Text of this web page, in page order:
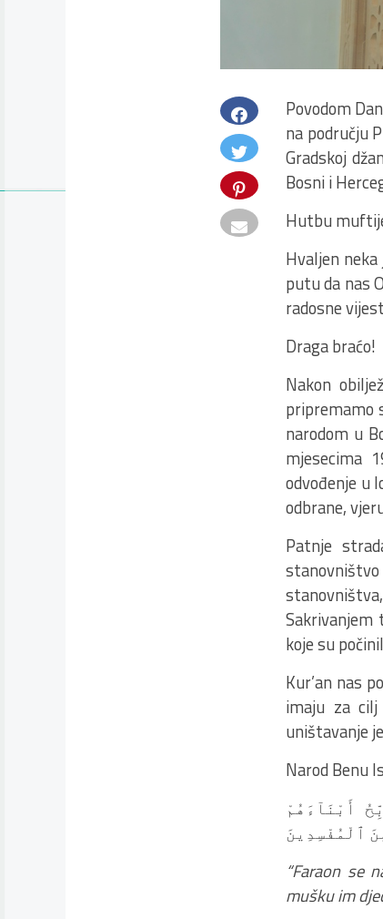
Povodom
na području
Gradskoj
Bosni i
Hutbu
Hvaljen
putu da nas
radosne
Draga braćo!
Nakon
pripremamo
narodom u
mjesecima
odvođenje u
odbrane,
Patnje
Sakrivanjem
koje su
Kur’an nas
imaju za
uništavanje
Narod Benu
أَبْنَآءَهُمْ
ٱلْمُفْسِدِينَ
“Faraon se
mušku im